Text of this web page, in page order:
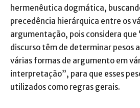
hermenêutica dogmática,
precedência hierárquica entre os
argumentação, pois considera
discurso têm de determinar pesos
várias formas de argumento em
interpretação”, para que esses
utilizados como regras gerais.